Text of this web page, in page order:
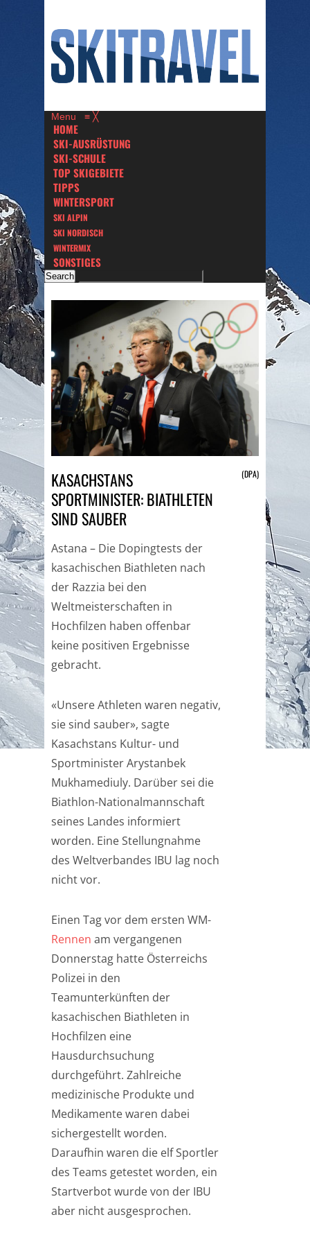
Menu ≡ ╳
HOME
SKI-AUSRÜSTUNG
SKI-SCHULE
TOP SKIGEBIETE
TIPPS
WINTERSPORT
SKI ALPIN
SKI NORDISCH
WINTERMIX
SONSTIGES
KASACHSTANS
SPORTMINISTER: BIATHLETEN
SIND SAUBER
(DPA)
Astana – Die Dopingtests der
kasachischen Biathleten nach
der Razzia bei den
Weltmeisterschaften in
Hochfilzen haben offenbar
keine positiven Ergebnisse
gebracht.
«Unsere Athleten waren negativ,
sie sind sauber», sagte
Kasachstans Kultur- und
Sportminister Arystanbek
Mukhamediuly. Darüber sei die
Biathlon-Nationalmannschaft
seines Landes informiert
worden. Eine Stellungnahme
des Weltverbandes IBU lag noch
nicht vor.
Einen Tag vor dem ersten WM-
Rennen am vergangenen
Donnerstag hatte Österreichs
Polizei in den
Teamunterkünften der
kasachischen Biathleten in
Hochfilzen eine
Hausdurchsuchung
durchgeführt. Zahlreiche
medizinische Produkte und
Medikamente waren dabei
sichergestellt worden.
Daraufhin waren die elf Sportler
des Teams getestet worden, ein
Startverbot wurde von der IBU
aber nicht ausgesprochen.